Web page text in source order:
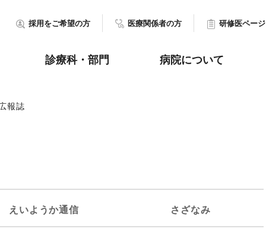
採用をご希望の方 医療関係者の方 研修医ページ
診療科・部門 病院について
報誌
えいようか通信 さざなみ